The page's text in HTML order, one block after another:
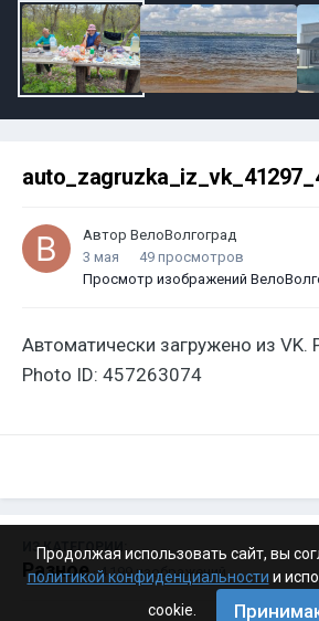
Автор ВелоВолгоград
3 мая
49 просмотров
Просмотр изображений
Автоматически загружено из VK.
Photo ID: 457263074
ИЗ КАТЕГОРИИ:
Разное · 4 199 изображений
Продолжая использовать сайт, вы
политикой конфиденциальности и
cookie.